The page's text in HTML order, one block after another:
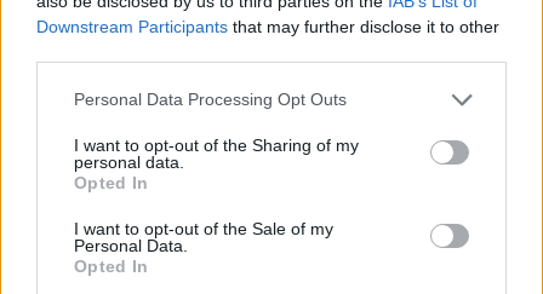
Downstream Participants that may further disclose it to other
Please note that this website/app uses one or more Google
not limited to your visit or usage behaviour. You may click to
grant or deny consent to Google and its third-party tags to
use your data for below specified purposes in below Google
consent section.
Personal Data Processing Opt Outs
I want to opt-out of the Sharing of my
personal data.
Opted In
I want to opt-out of the Sale of my
Personal Data.
Opted In
Continua a leggere